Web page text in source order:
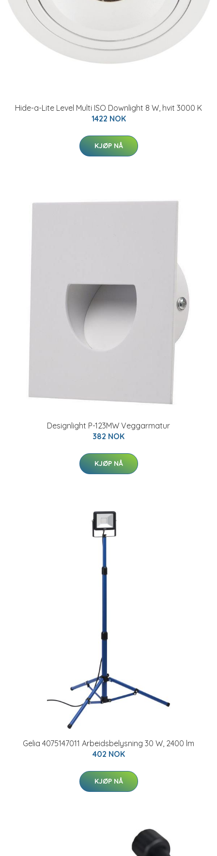
Hide-a-Lite Level Multi ISO Downlight 8 W, hvit 3000 K
1422 NOK
KJØP NÅ
Designlight P-123MW Veggarmatur
382 NOK
KJØP NÅ
Gelia 4075147011 Arbeidsbelysning 30 W, 2400 lm
402 NOK
KJØP NÅ